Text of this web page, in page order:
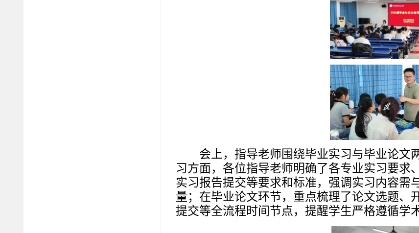
会上， 指导老师 围绕毕业实习与毕业论文
习方面， 各位指导老师明确了各专业实习要求、
实习报告提交等要求和标准，强调实习内容需
量；在毕业论文环节，重点梳理了论文选题、
提交等全流程时间节点，提醒学生严格遵循学